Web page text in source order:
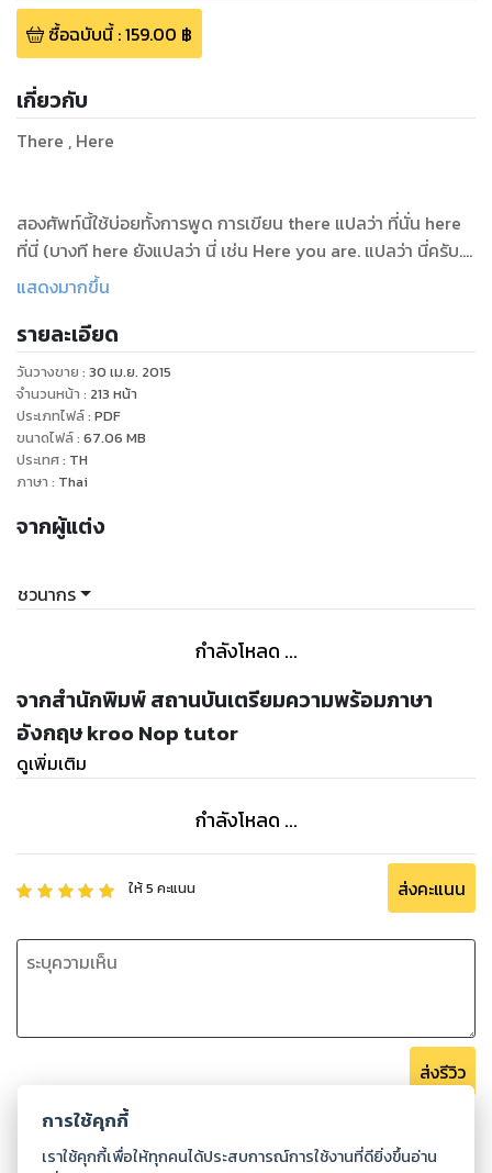
ซื้อฉบับนี้:159.00 ฿
เกี่ยวกับ
There , Here
สองศัพท์นี้ใช้บ่อยทั้งการพูด การเขียน there แปลว่า ที่นั่น here
ที่นี่ (บางที here ยังแปลว่า นี่ เช่น Here you are. แปลว่า นี่ครับ.
ใช้เมื่อยื่นสิ่งของให้คนอื่น) ทั้งสองศัพท์นี้ไม่มีความพิเศษอะไร เวลา
ฉันอยู่ที่นี่ = I am here. เขาอยู่ที่นั่น = He is there.
There is, There are
There เมื่ออยู่โดดๆ จะแปลว่า “ที่นั่น” แต่ถ้ารวมกับ is are was
were จะแปลว่า “มี” ใช้สร้างเป็นประโยคบอกเล่า คำถาม ปฏิเสธ
หรือคำถามปฏิเสธได้
เฉพาะ มีความหมายเป็นปัจจุบัน)
There was = มี (มีความหมายและการใช้เหมือนกันกับ There is
There were = มี (มีความหมายและการใช้เหมือนกันกับ There
are แต่มีความหมายเป็นอดีต)
ตัวอย่างการใช้
There are two pens on the book. มีปากกาสองด้ามวางอยู่บน
หนังสือ
There was a pen on the table yesterday. เมื่อวานมีปากด้าม
There were two pens on the book yesterday. เมื่อวานมี
ปากกาสองด้ามวางอยู่บนหนังสือ
ขึ้นต้นประโยค กล่าวคือสรุปตำแหน่งของ there กับ verb to be
นั่นเอง จากนั้นให้ลอกทุกตัวที่เหลือในประโยคบอกเล่า แล้วใส่
เครื่องหมายคำถาม เช่น
There is a bird on the tree. มีนกหนึ่งตัวบนต้นไม้ (ประโยค
บอกเล่า)
แสดงมากขึ้น
รายละเอียด
วันวางขาย : 30 เม.ย. 2015
จำนวนหน้า : 213 หน้า
ประเภทไฟล์: PDF
ขนาดไฟล์: 67.06 MB
ประเทศ: TH
ภาษา : Thai
จากผู้แต่ง
ชวนากร
กำลังโหลด ...
จากสำนักพิมพ์ สถานบันเตรียมความพร้อมภาษา
อังกฤษ kroo Nop tutor
ดูเพิ่มเติม
กำลังโหลด ...
ให้5 คะแนน ส่งคะแนน
ส่งรีวิว
การใช้คุกกี้
เราใช้คุกกี้เพื่อให้ทุกคนได้ประสบการณ์การใช้งานที่ดียิ่งขึ้นอ่าน